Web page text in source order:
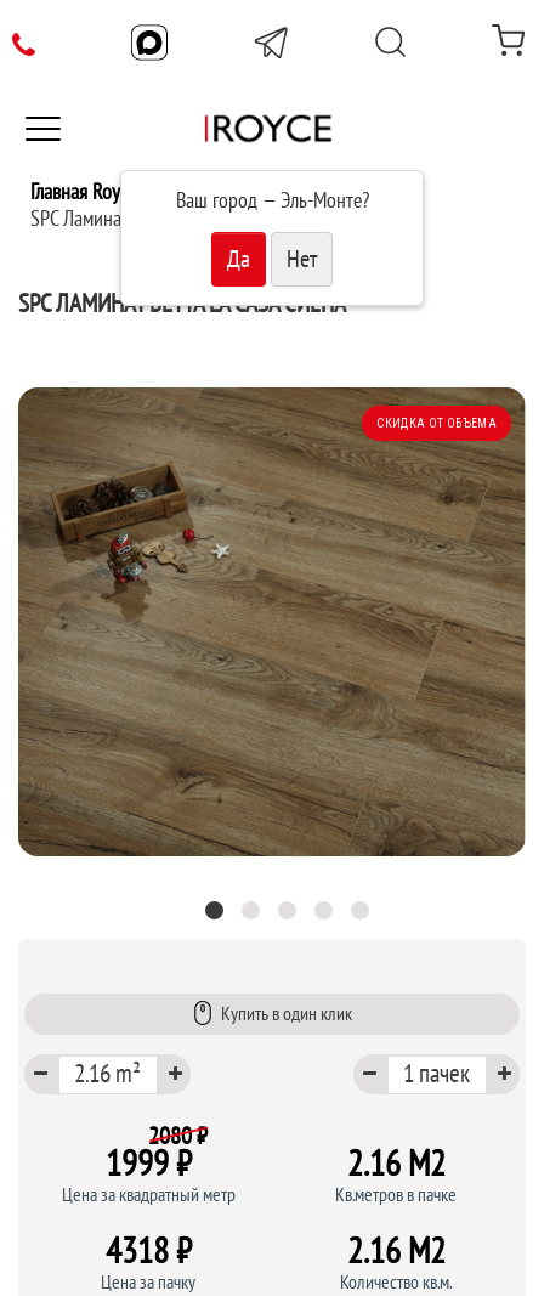
Ваш город —Эль-Монте?
Главная Royce
Каталог
SPC Ламинат Betta La Casa Сиена TC211-8
SPC ЛАМИНАТ BETTA LA CASA СИЕНА
СКИДКА ОТ ОБЪЕМА
Купить в один клик
2080 ₽
1999 ₽
Цена за квадратный метр
2.16 M2
Кв.метров в пачке
4318 ₽
Цена за пачку
2.16 M2
Количество кв.м.